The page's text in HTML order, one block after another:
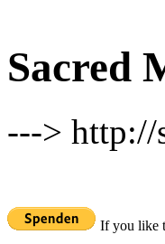
Sacred
---> http://
If you like